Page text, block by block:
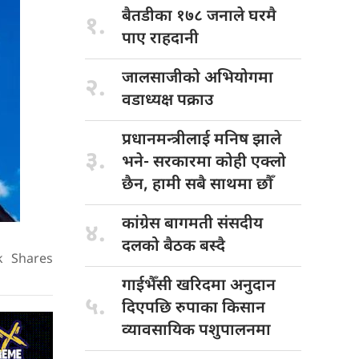
Shares
१. बैतडीका १७८ जनाले घरमै
पाए राहदानी
२.
जालसाजीको अभियोगमा
वडाध्यक्ष पक्राउ
३.
प्रधानमन्त्रीलाई मनिषझाले
भने- सरकारमा कोही एक्लो
छैन, हामी सबै साथमा छौँ
४. कांग्रेस बागमतीसंसदीय
दलको बैठक बस्दै
५.
गाईभैँसी खरिदमाअनुदान
दिएपछि रुपाका किसान
व्यावसायिक पशुपालनमा